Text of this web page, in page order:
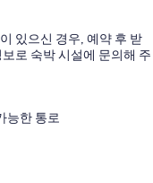
있으신 경우, 예약 후 받
로 숙박 시설에 문의해 주
능한 통로